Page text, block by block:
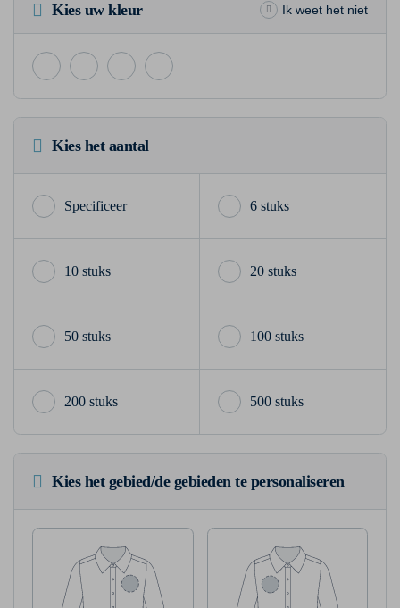
Kies uw kleur Ik weet het niet
Kies het aantal
6 stuks
10 stuks 20 stuks
50 stuks 100 stuks
200 stuks 500 stuks
Kies het gebied/de gebieden te personaliseren